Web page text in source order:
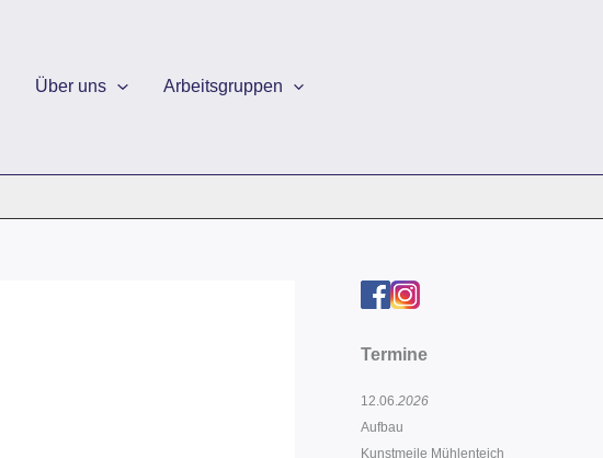
Über uns Arbeitsgruppen
Termine
12.06.2026
Aufbau
Kunstmeile Mühlenteich